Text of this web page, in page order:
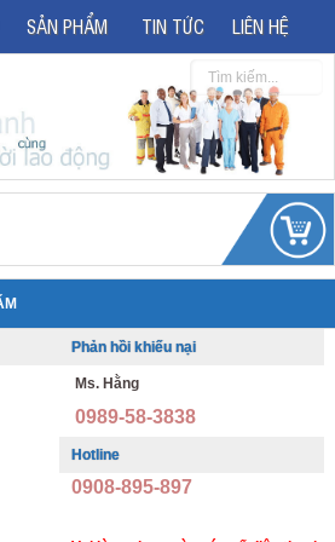
SẢN PHẨM TIN TỨC LIÊN HỆ
tư 08
Phản hồi khiếu nại
Ms. Hằng
0989-58-3838
Hotline
0908-895-897